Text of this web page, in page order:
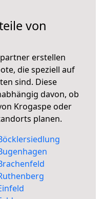
von
erstellen
die speziell auf
sind. Diese
davon, ob
Krogaspe oder
planen.